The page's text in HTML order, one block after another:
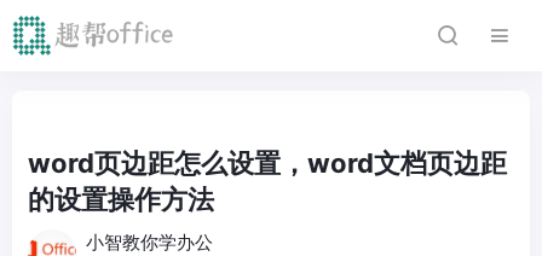
word页边距怎么设置，word文档页边距
的设置操作方法
小智教你学办公